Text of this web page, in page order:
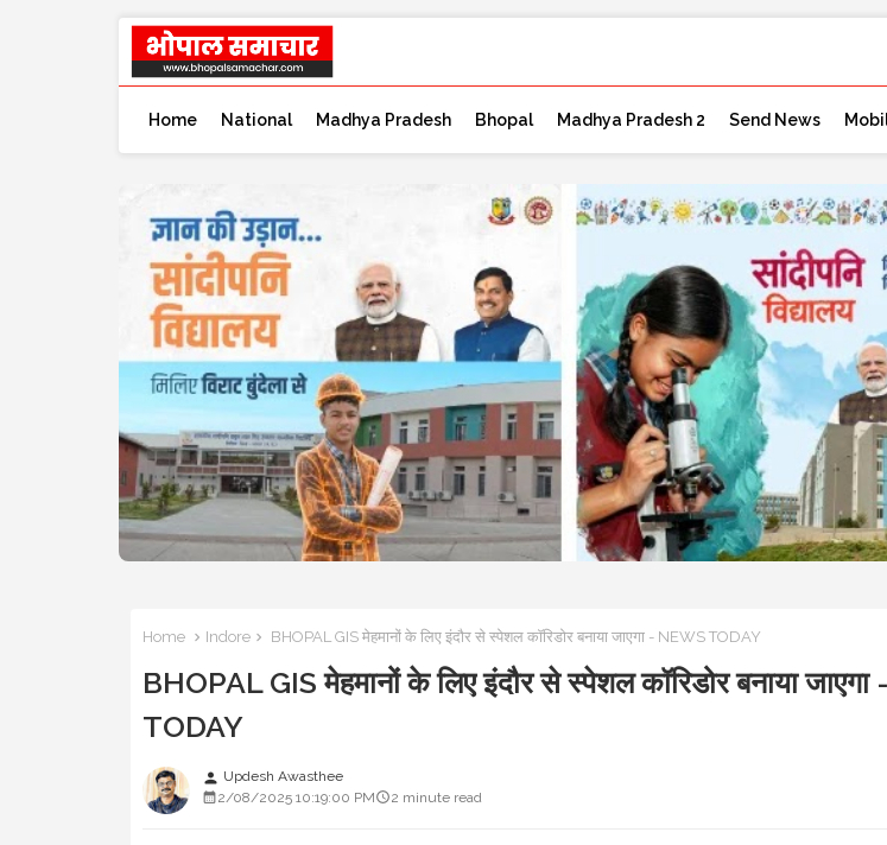
Home National Madhya Pradesh Bhopal Madhya Pradesh 2 Send News
Home Indore BHOPAL GIS मेहमानों के लिए इंदौर से स्पेशल कॉरिडोर बनाया जाएगा - NEWS TODAY
BHOPAL GIS मेहमानों के लिए इंदौर से स्पेशल कॉरिडोर बनाया
TODAY
person Updesh Awasthee
2/08/2025 10:19:00 PM
2 minute read